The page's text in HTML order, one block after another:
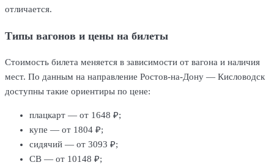
отличается.
Типы вагонов и цены на билеты
Стоимость билета меняется в зависимости от вагона и наличия
мест. По данным на направление Ростов-на-Дону — Кисловодск
доступны такие ориентиры по цене:
плацкарт — от 1648 ₽;
купе — от 1804 ₽;
сидячий — от 3093 ₽;
СВ — от 10148 ₽;